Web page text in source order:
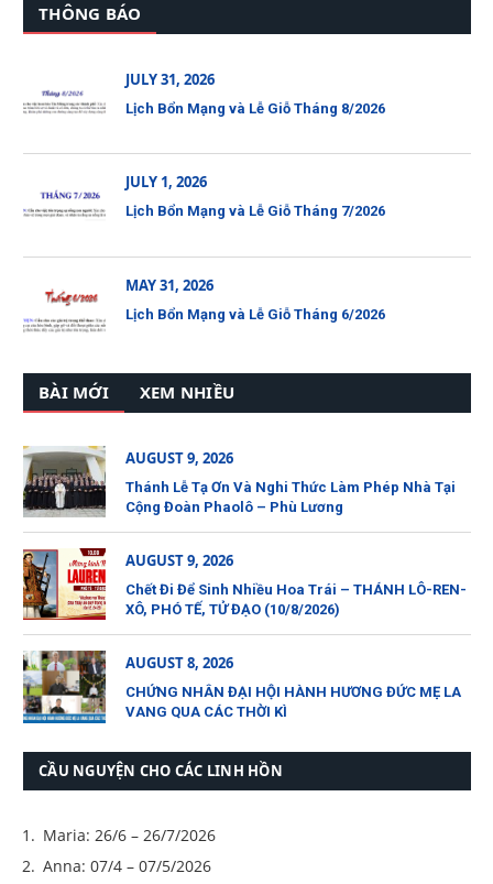
THÔNG BÁO
JULY 31, 2026
Lịch Bổn Mạng và Lễ Giỗ Tháng 8/2026
JULY 1, 2026
Lịch Bổn Mạng và Lễ Giỗ Tháng 7/2026
MAY 31, 2026
Lịch Bổn Mạng và Lễ Giỗ Tháng 6/2026
BÀI MỚI XEM NHIỀU
AUGUST 9, 2026
Thánh Lễ Tạ Ơn Và Nghi Thức Làm Phép Nhà Tại
Cộng Đoàn Phaolô – Phù Lương
AUGUST 9, 2026
Chết Đi Để Sinh Nhiều Hoa Trái – THÁNH LÔ-REN-
XÔ, PHÓ TẾ, TỬ ĐẠO (10/8/2026)
AUGUST 8, 2026
CHỨNG NHÂN ĐẠI HỘI HÀNH HƯƠNG ĐỨC MẸ LA
VANG QUA CÁC THỜI KÌ
CẦU NGUYỆN CHO CÁC LINH HỒN
Maria: 26/6 – 26/7/2026
Anna: 07/4 – 07/5/2026